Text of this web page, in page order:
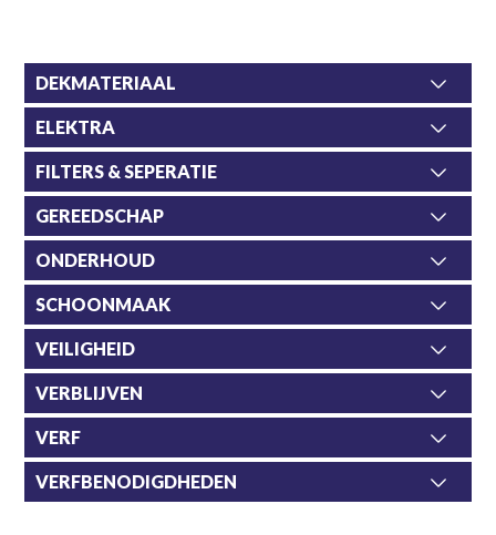
DEKMATERIAAL
ELEKTRA
FILTERS & SEPERATIE
GEREEDSCHAP
ONDERHOUD
SCHOONMAAK
VEILIGHEID
VERBLIJVEN
VERF
VERFBENODIGDHEDEN